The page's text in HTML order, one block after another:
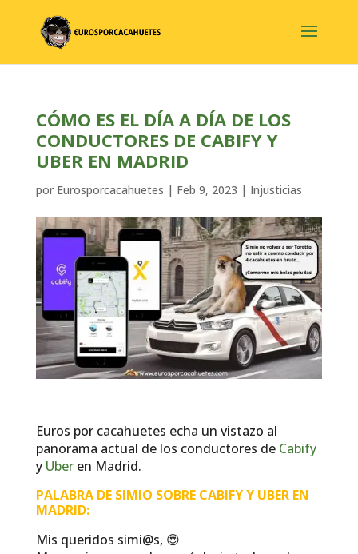
CÓMO ES EL DÍA A DÍA DE LOS
CONDUCTORES DE CABIFY Y
UBER EN MADRID
por Eurosporcacahuetes | Feb 9, 2023 | Injusticias
Euros por cacahuetes echa un vistazo al
panorama actual de los conductores de Cabify
y Uberen Madrid.
PALABRA DE SIMIO SOBRE CABIFY Y UBER EN
MADRID:
Mis queridos simi@s, 😍